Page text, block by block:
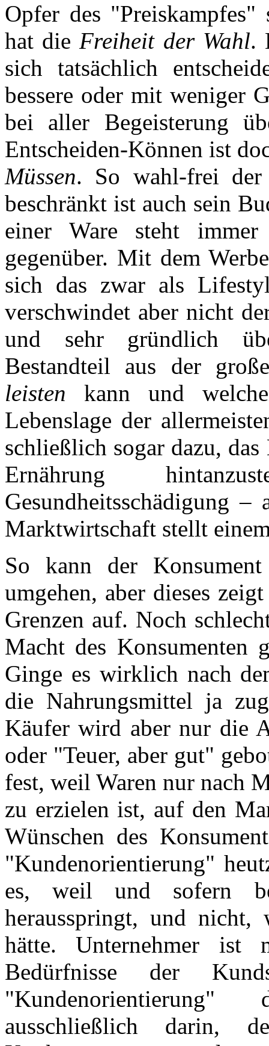
Opfer des
hat dieFreiheit der Wahl.
sich tatsächlich
bessere oder mit weniger
bei aller Begeisterung
Entscheiden-Können ist
Müssen. So wahl-frei der
beschränkt ist auch sein
einer Ware steht
gegenüber. Mit dem
sich das zwar als
verschwindet aber nicht
und sehr gründlich
Bestandteil aus der
leisten kann und
Lebenslage der
schließlich sogar dazu,
Ernährung
Gesundheitsschädigung
Marktwirtschaft stellt
So kann der
umgehen, aber dieses
Grenzen auf. Noch
Macht des Konsumenten
Ginge es wirklich nach
die Nahrungsmittel ja
Käufer wird aber nur die
oder "Teuer, aber gut"
fest, weil Waren nur nach
zu erzielen ist, auf den
Wünschen des
"Kundenorientierung"
es, weil und sofern
herausspringt, und
hätte. Unternehmer ist
Bedürfnisse der
ausschließlich darin,